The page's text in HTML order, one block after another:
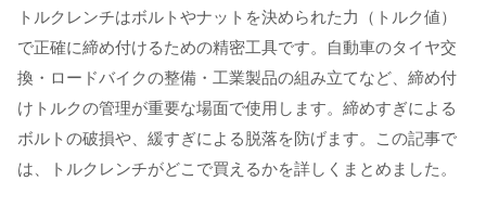
トルクレンチはボルトやナットを決められた力（トルク値）
で正確に締め付けるための精密工具です。自動車のタイヤ交
換・ロードバイクの整備・工業製品の組み立てなど、締め付
けトルクの管理が重要な場面で使用します。締めすぎによる
ボルトの破損や、緩すぎによる脱落を防げます。この記事で
は、トルクレンチがどこで買えるかを詳しくまとめました。